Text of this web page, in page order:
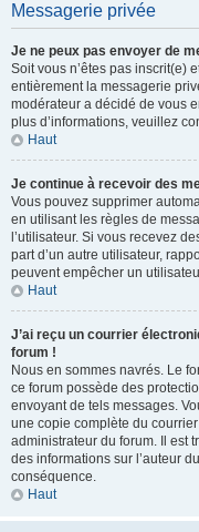
Messagerie privée
Je ne peux pas envoyer de
Soit vous n’êtes pas inscrit(e)
entièrement la messagerie
modérateur a décidé de vous
plus d’informations, veuillez
Haut
Je continue à recevoir des
Vous pouvez supprimer
en utilisant les règles de
l’utilisateur. Si vous recevez
part d’un autre utilisateur,
peuvent empêcher un
Haut
J’ai reçu un courrier
forum !
Nous en sommes navrés. Le
ce forum possède des
envoyant de tels messages.
une copie complète du
administrateur du forum. Il est
des informations sur l’auteur
conséquence.
Haut